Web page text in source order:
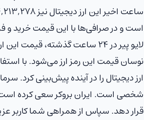
ساعت اخیر این ارز دیجیتال نیز
است و در صرافی‌ها با این قیمت خرید و
لایو پیر در ۲۴ ساعت گذشته، قیمت این ارز لایو پیر نسبت به روز گذشته
نوسان قیمت این رمز ارز می‌شود. با
ارز دیجیتال را در آینده پیش‌بینی کرد.
شخصی است. ایران بروکر سعی کرده است
قرار دهد. سپاس از همراهی شما کاربر